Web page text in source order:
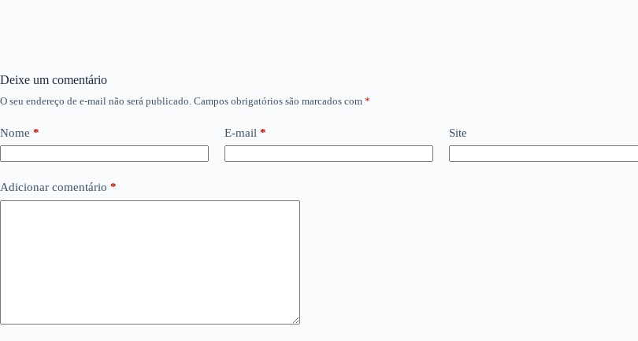
Deixe um comentário
O seu endereço de e-mail não será publicado. Campos obrigatórios são marcados com *
Nome * E-mail * Site
Adicionar comentário *